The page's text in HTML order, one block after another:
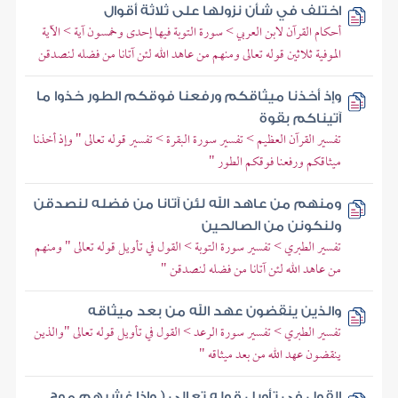
اختلف في شأن نزولها على ثلاثة أقوال
أحكام القرآن لابن العربي > سورة التوبة فيها إحدى وخمسون آية > الآية
الموفية ثلاثين قوله تعالى ومنهم من عاهد الله لئن آتانا من فضله لنصدقن
وإذ أخذنا ميثاقكم ورفعنا فوقكم الطور خذوا ما
آتيناكم بقوة
تفسير القرآن العظيم > تفسير سورة البقرة > تفسير قوله تعالى " وإذ أخذنا
ميثاقكم ورفعنا فوقكم الطور "
ومنهم من عاهد الله لئن آتانا من فضله لنصدقن
ولنكونن من الصالحين
تفسير الطبري > تفسير سورة التوبة > القول في تأويل قوله تعالى " ومنهم
من عاهد الله لئن آتانا من فضله لنصدقن "
والذين ينقضون عهد الله من بعد ميثاقه
تفسير الطبري > تفسير سورة الرعد > القول في تأويل قوله تعالى "والذين
ينقضون عهد الله من بعد ميثاقه "